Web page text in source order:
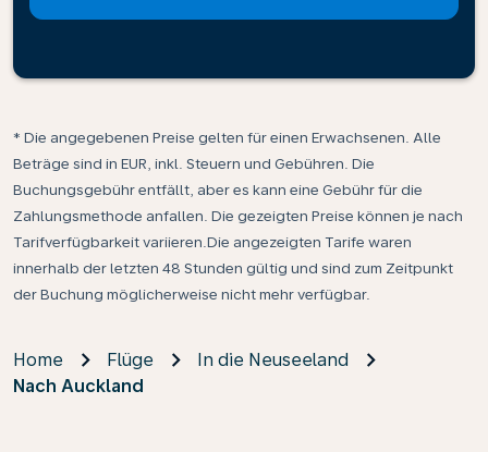
* Die angegebenen Preise gelten für einen Erwachsenen. Alle
Beträge sind in EUR, inkl. Steuern und Gebühren. Die
Buchungsgebühr entfällt, aber es kann eine Gebühr für die
Zahlungsmethode anfallen. Die gezeigten Preise können je nach
Tarifverfügbarkeit variieren.Die angezeigten Tarife waren
innerhalb der letzten 48 Stunden gültig und sind zum Zeitpunkt
der Buchung möglicherweise nicht mehr verfügbar.
Home Flüge
In die Neuseeland
Nach Auckland